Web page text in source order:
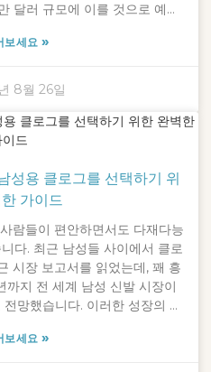
달러 규모에 이를 것으로 예상
짐에 따라 촉진되었습니다. 점
니다. 닝보 크로스립(Ningbo
'세상을 누비다'라는 간단하지
시장에 뛰어들었습니다. 저희는
는 스타일리시하면서도 매우 편
자인과 편안한 착용감 중 하나
미합니다. 두 가지 모두를 얻을
을 선택하는 데 도움을 드리고
고 편안한 기분으로 하루를 시작
습니다.
보세요»
8월 26일
성용 클로그를 선택하기 위
가이드
람들이 편안하면서도 다재다능
다. 최근 남성들 사이에서 클로
시장 보고서를 읽었는데, 꽤 흥
까지 전 세계 남성 신발 시장이
망했습니다. 이러한 성장의 큰
향상입니다. 닝보 크로스립
보세요»